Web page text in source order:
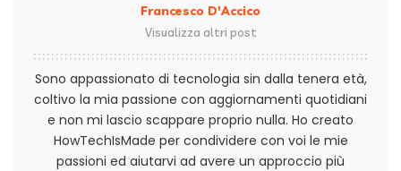
Francesco D'Accico
Visualizza altri post
Sono appassionato di tecnologia sin dalla tenera età,
coltivo la mia passione con aggiornamenti quotidiani
e non mi lascio scappare proprio nulla. Ho creato
HowTechIsMade per condividere con voi le mie
passioni ed aiutarvi ad avere un approccio più